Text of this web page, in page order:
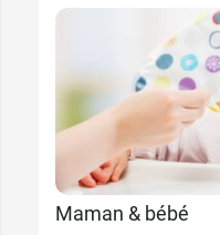
Maman & bébé